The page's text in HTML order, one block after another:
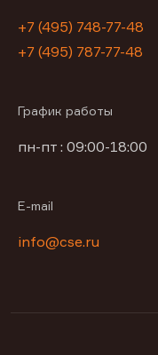
+7 (495) 748-77-48
+7 (495) 787-77-48
График работы
пн-пт : 09:00-18:00
E-mail
info@cse.ru